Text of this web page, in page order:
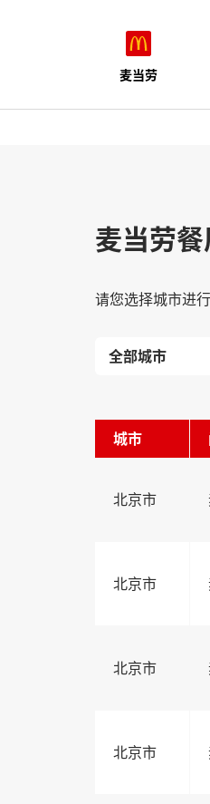
麦当劳
麦当劳
请您选择城市进
城市
北京市
北京市
北京市
北京市